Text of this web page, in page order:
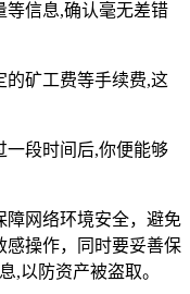
等信息,确认毫无差错
的矿工费等手续费,这
一段时间后,你便能够
障网络环境安全，避免
感操作，同时要妥善保
,以防资产被盗取。